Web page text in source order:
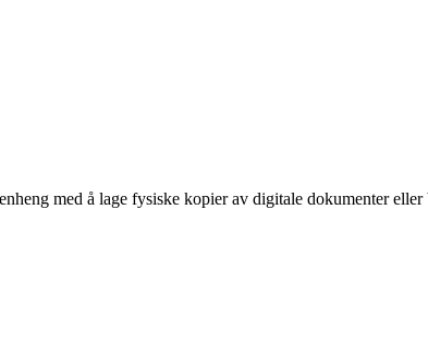
med å lage fysiske kopier av digitale dokumenter eller